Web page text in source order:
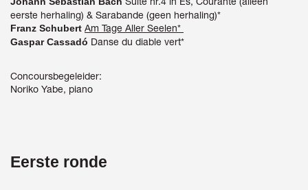
eerste herhaling) & Sarabande (geen herhaling)*
Franz Schubert Am Tage Aller Seelen*
Gaspar Cassadó Danse du diable vert*
Concoursbegeleider:
Noriko Yabe, piano
Eerste ronde